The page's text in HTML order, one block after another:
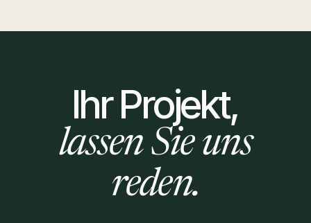
Ihr Projekt,
lassen Sie uns
reden.